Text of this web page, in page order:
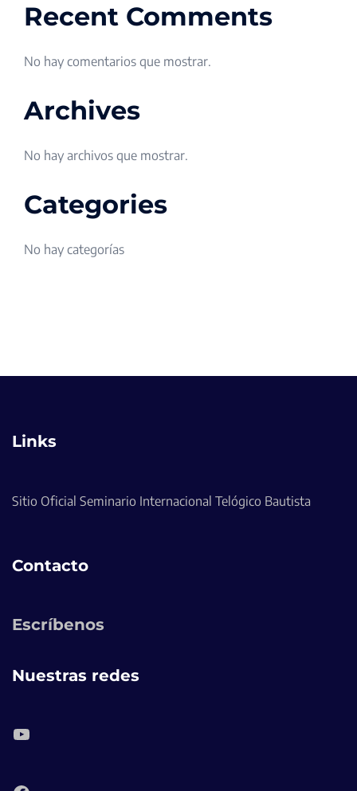
Recent Comments
No hay comentarios que mostrar.
Archives
No hay archivos que mostrar.
Categories
No hay categorías
Links
Sitio Oficial Seminario Internacional Telógico Bautista
Contacto
Escríbenos
Nuestras redes
YouTube